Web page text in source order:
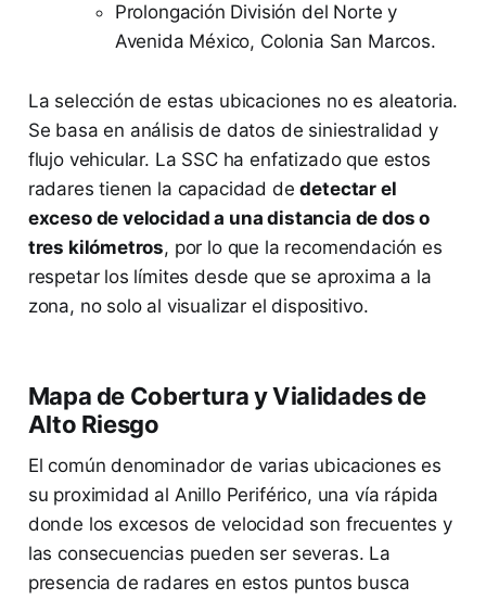
Prolongación División del Norte y
Avenida México, Colonia San Marcos.
La selección de estas ubicaciones no es aleatoria.
Se basa en análisis de datos de siniestralidad y
flujo vehicular. La SSC ha enfatizado que estos
radares tienen la capacidad dedetectar el
exceso de velocidad a una distancia de dos o
tres kilómetros, por lo que la recomendación es
respetar los límites desde que se aproxima a la
zona, no solo al visualizar el dispositivo.
Mapa de Cobertura y Vialidades de
Alto Riesgo
El común denominador de varias ubicaciones es
su proximidad al Anillo Periférico, una vía rápida
donde los excesos de velocidad son frecuentes y
las consecuencias pueden ser severas. La
presencia de radares en estos puntos busca